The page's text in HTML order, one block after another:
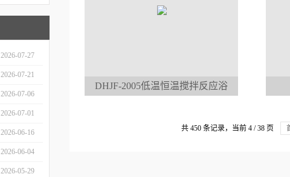
2026-07-27
2026-07-21
2026-07-06
2026-07-01
2026-06-16
2026-06-04
2026-05-29
DHJF-2005低温恒温搅拌反应浴
共 450 条记录，当前 4 / 38 页